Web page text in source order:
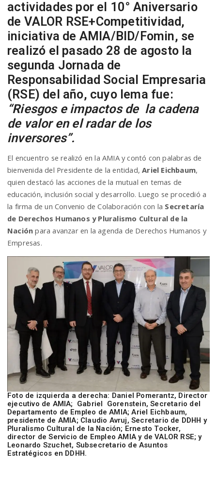
a
v
i
g
a
i
o
n
actividades por el 10° Aniversario
de VALOR RSE+Competitividad,
iniciativa de AMIA/BID/Fomin, se
realizó el pasado 28 de agosto la
segunda Jornada de
Responsabilidad Social Empresaria
(RSE) del año, cuyo lema fue:
“Riesgos e impactos de la cadena
de valor en el radar de los
inversores”.
El encuentro se realizó en la AMIA y contó con palabras de
bienvenida del Presidente de la entidad,Ariel Eichbaum,
quien destacó las acciones de la mutual en temas de
educación, inclusión social y desarrollo. Luego se procedió a
la firma de un Convenio de Colaboración con la Secretaría
de Derechos Humanos y Pluralismo Cultural de la
Nación para avanzar en la agenda de Derechos Humanos y
Empresas.
Foto de izquierda a derecha: Daniel Pomerantz, Director
ejecutivo de AMIA; Gabriel Gorenstein, Secretario del
Departamento de Empleo de AMIA; Ariel Eichbaum,
presidente de AMIA; Claudio Avruj, Secretario de DDHH y
Pluralismo Cultural de la Nación; Ernesto Tocker,
director de Servicio de Empleo AMIA y de VALOR RSE; y
Leonardo Szuchet, Subsecretario de Asuntos
Estratégicos en DDHH.